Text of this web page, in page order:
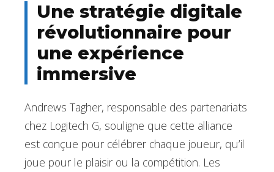
Une stratégie digitale
révolutionnaire pour
une expérience
immersive
Andrews Tagher, responsable des partenariats
chez Logitech G, souligne que cette alliance
est conçue pour célébrer chaque joueur, qu’il
joue pour le plaisir ou la compétition. Les